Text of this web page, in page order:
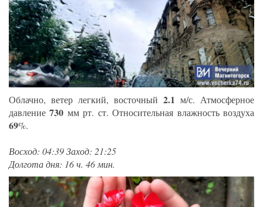
Облачно, ветер легкий, восточный 2.1 м/с. Атмосферное
давление730 мм рт. ст. Относительная влажность воздуха
69%.
Восход: 04:39 Заход: 21:25
Долгота дня: 16 ч. 46 мин.